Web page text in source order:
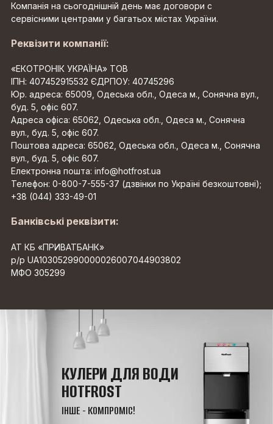
Компанія на сьогоднішній день має договори c
сервісними центрами у багатьох містах України.
Реквізити компанії:
«ЕКОТРОНІК УКРАЇНА» ТОВ
ІПН: 407452915532 ЄДРПОУ: 40745296
Юр. адреса: 65009, Одеська обл., Одеса м., Сонячна вул.,
буд. 5, офіс 607.
Адреса офіса: 65062, Одеська обл., Одеса м., Сонячна
вул., буд. 5, офіс 607.
Поштова адреса: 65062, Одеська обл., Одеса м., Сонячна
вул., буд. 5, офіс 607.
Електронна пошта: info@hotfrost.ua
Телефон: 0-800-7-555-37 (дзвінки по Україні безкоштовні);
+38 (044) 333-49-01
Банківські реквізити:
АТ КБ «ПРИВАТБАНК»
р/р UA103052990000026007044903802
МФО 305299
КУЛЕРИ ДЛЯ ВОДИ
HOTFROST
ІНШЕ - КОМПРОМІС!